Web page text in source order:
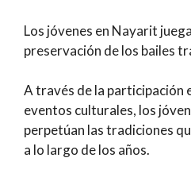
Los jóvenes en Nayarit
preservación de los bailes
A través de la participación
eventos culturales, los
perpetúan las tradiciones
a lo largo de los años.